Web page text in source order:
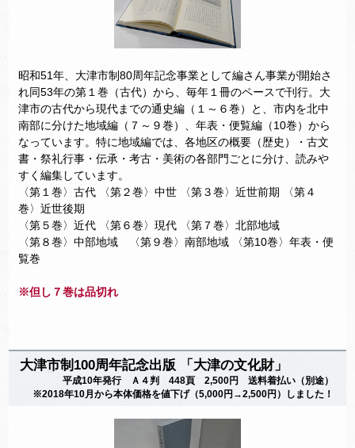
昭和51年、大津市制80周年記念事業として編さん事業が開始さ
れ同53年の第１巻（古代）から、毎年１冊のペースで刊行。大
津市の古代から現代までの通史編（１～６巻）と、市内を北中
南部に分けた地域編（７～９巻）、年表・便覧編（10巻）から
なっています。特に地域編では、各地区の概要（歴史）・古文
書・祭礼行事・伝承・考古・美術の各部門ごとに分け、読みや
すく編集しています。
〈第１巻〉古代 〈第２巻〉中世 〈第３巻〉近世前期 〈第４
巻〉近世後期
〈第５巻〉近代 〈第６巻〉現代 〈第７巻〉北部地域
〈第８巻〉中部地域 〈第９巻〉南部地域 〈第10巻〉年表・便
覧巻
※但し７巻は品切れ
大津市制100周年記念出版 「大津の文化財」
平成10年発行 Ａ４判 448頁 2,500円 送料着払い（別途）
※2018年10月から本体価格を値下げ（5,000円→2,500円）しました！